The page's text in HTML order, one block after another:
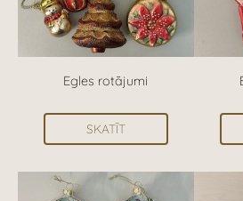
Egles rotājumi
SKATĪT